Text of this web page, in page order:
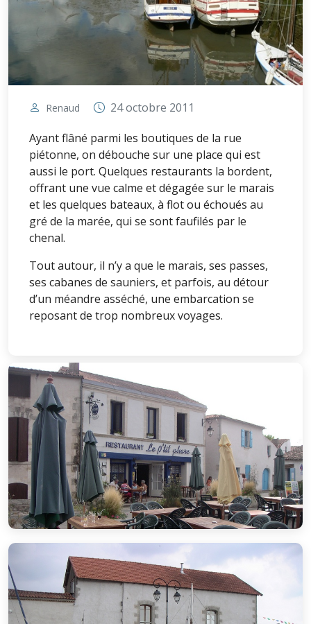
Renaud
24 octobre 2011
Ayant flâné parmi les boutiques de la rue
piétonne, on débouche sur une place qui est
aussi le port. Quelques restaurants la bordent,
offrant une vue calme et dégagée sur le marais
et les quelques bateaux, à flot ou échoués au
gré de la marée, qui se sont faufilés par le
chenal.
Tout autour, il n’y a que le marais, ses passes,
ses cabanes de sauniers, et parfois, au détour
d’un méandre asséché, une embarcation se
reposant de trop nombreux voyages.